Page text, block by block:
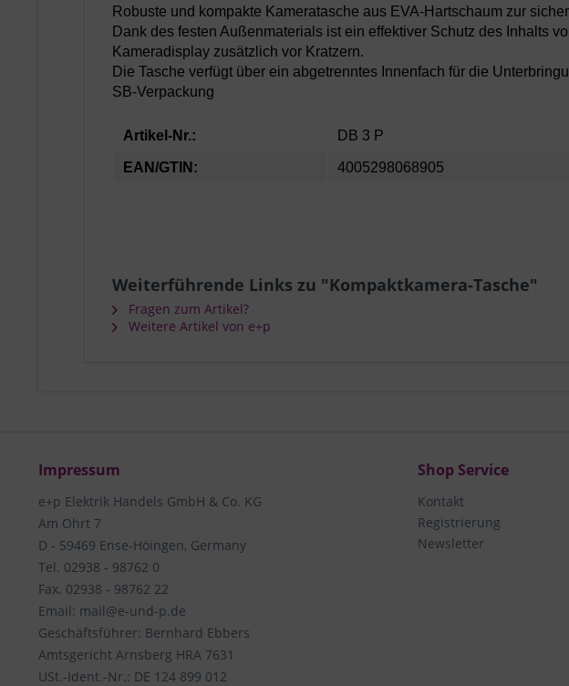
Robuste und kompakte Kameratasche aus EVA-Hartschaum zur
Dank des festen Außenmaterials ist ein effektiver Schutz des Inhalts
Kameradisplay zusätzlich vor Kratzern.
Die Tasche verfügt über ein abgetrenntes Innenfach für die
SB-Verpackung
Artikel-Nr.: DB 3 P
EAN/GTIN: 4005298068905
Weiterführende Links zu "Kompaktkamera-Tasche"
Fragen zum Artikel?
Weitere Artikel von e+p
Impressum
e+p Elektrik Handels GmbH & Co. KG
Am Ohrt 7
D - 59469 Ense-Höingen, Germany
Tel. 02938 - 98762 0
Fax. 02938 - 98762 22
Email: mail@e-und-p.de
Geschäftsführer: Bernhard Ebbers
Amtsgericht Arnsberg HRA 7631
USt.-Ident.-Nr.: DE 124 899 012
Shop Service
Kontakt
Registrierung
Newsletter